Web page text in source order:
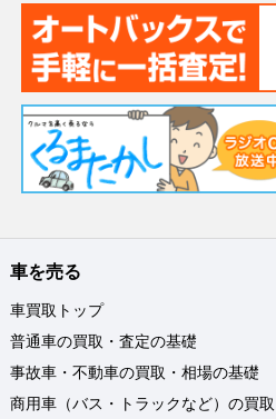
車を売る
車買取トップ
普通車の買取・査定の基礎
事故車・不動車の買取・相場の基礎
商用車（バス・トラックなど）の買